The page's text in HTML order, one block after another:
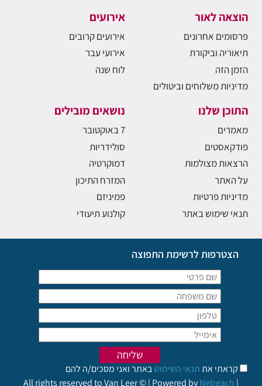
הוצאה לאור
פרסומים אחרונים
תיאוריה וביקורת
הזמן הזה
מדיניות משלוחים וביטולים
אירועים
אירועים קרובים
אירועי עבר
לוח שנה
התוכן שלנו
מאמרים
פודקאסטים
הרצאות מצולמות
על האתר
מדיניות פרטיות
תנאי שימוש באתר
נושאים מובילים
7 באוקטובר
סולידריות
דמוקרטיה
המזרח התיכון
פמיניזם
קולנוע תיעודי
הצטרפות לרשימת התפוצה
קראתי אתתנאי השימושבאתר ואני מסכים/ה להם
All rights reserved to Van Leer © | Powered byNetreach |